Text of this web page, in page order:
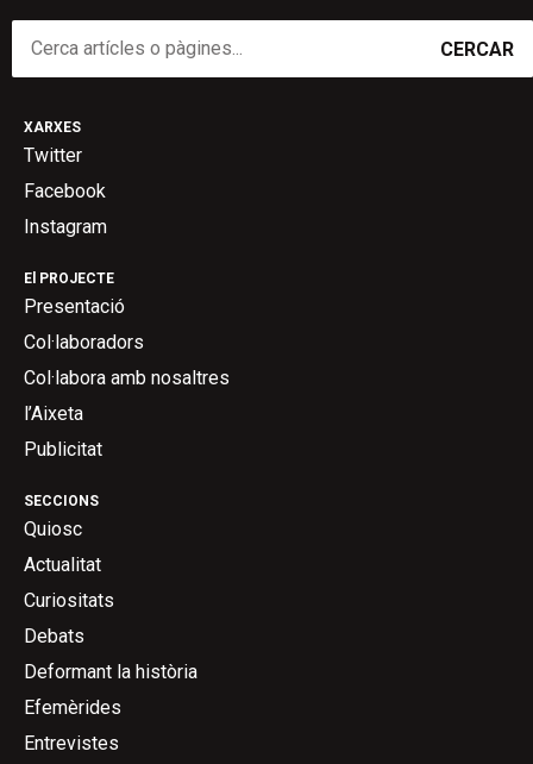
CERCAR
SECCIONS
Quiosc
Actualitat
Curiositats
Debats
Deformant la història
Efemèrides
Entrevistes
El PROJECTE
Presentació
Col·laboradors
Col·labora amb nosaltres
l’Aixeta
Publicitat
XARXES
Twitter
Facebook
Instagram